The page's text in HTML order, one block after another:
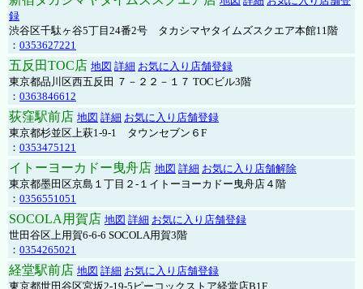
録
渋谷区千駄ヶ谷5丁目24番2号 タカシマヤタイムズスクエア本館11階
： 0353627221
五反田TOC店 地図 詳細 お気に入り店舗登録
東京都品川区西五反田 ７－２２－１７ TOCビル3階
： 0363846612
荻窪駅前店 地図 詳細 お気に入り店舗登録
東京都杉並区上萩1-9-1 タウンセブン６F
： 0353475121
イトーヨーカドー曳舟店 地図 詳細 お気に入り店舗解除
東京都墨田区京島１丁目２-１イトーヨーカドー曳舟店４階
： 0356551051
SOCOLA用賀店 地図 詳細 お気に入り店舗登録
世田谷区上用賀6-6-6 SOCOLA用賀3階
： 0354265021
経堂駅前店 地図 詳細 お気に入り店舗登録
東京都世田谷区宮坂2-19-5ピーコックストア経堂店B1F